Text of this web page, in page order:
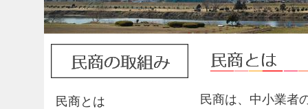
民商は、中小業者
民商とは